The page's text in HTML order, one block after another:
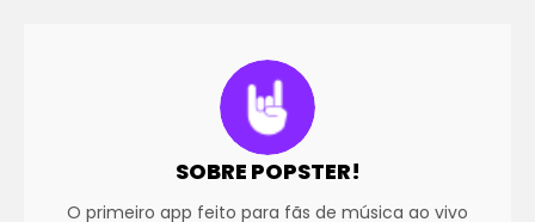
SOBRE POPSTER!
O primeiro app feito para fãs de música ao vivo